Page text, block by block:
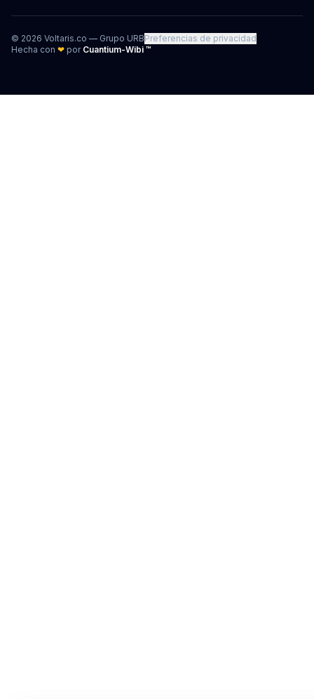
© 2026 Voltaris.co — Grupo URBPreferencias de privacidad
Hecha con ❤ por Cuantium-Wibi ™